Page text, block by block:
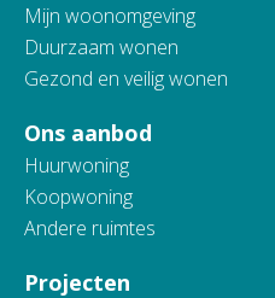
Mijn woonomgeving
Duurzaam wonen
Gezond en veilig wonen
Ons aanbod
Huurwoning
Koopwoning
Andere ruimtes
Projecten